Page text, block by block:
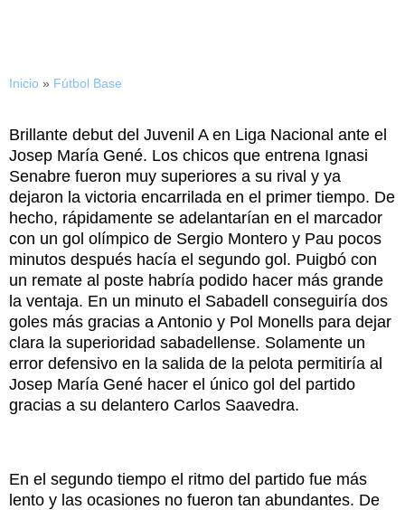
Inicio » Fútbol Base
Brillante debut del Juvenil A en Liga Nacional ante el
Josep María Gené. Los chicos que entrena Ignasi
Senabre fueron muy superiores a su rival y ya
dejaron la victoria encarrilada en el primer tiempo. De
hecho, rápidamente se adelantarían en el marcador
con un gol olímpico de Sergio Montero y Pau pocos
minutos después hacía el segundo gol. Puigbó con
un remate al poste habría podido hacer más grande
la ventaja. En un minuto el Sabadell conseguiría dos
goles más gracias a Antonio y Pol Monells para dejar
clara la superioridad sabadellense. Solamente un
error defensivo en la salida de la pelota permitiría al
Josep María Gené hacer el único gol del partido
gracias a su delantero Carlos Saavedra.
En el segundo tiempo el ritmo del partido fue más
lento y las ocasiones no fueron tan abundantes. De